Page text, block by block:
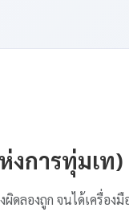
งการทุ่มเท)
ดลองถูก จนได้เครื่อ